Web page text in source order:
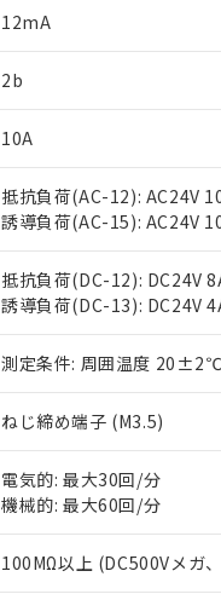
12mA
2b
10A
抵抗負荷(AC-12): AC24V
誘導負荷(AC-15): AC24V
抵抗負荷(DC-12): DC24V
誘導負荷(DC-13): DC24V
測定条件: 周囲温度
ねじ締め端子 (M3.5)
電気的: 最大30回/分
機械的: 最大60回/分
100MΩ以上 (DC500Vメガ
い。
正式な納期状況お
当社販売員にご相
オムロン制御機器
在庫状況および標
す。
マイパーツ機能（
お客様が当ウェブ
が、当社の製品・
さい。
※当社の共同利用
いる法人を指しま
但し、RoHS指令で産業用監視
※2 対応予定月
部品在庫の切り替え状
※3 非含有証明書ダ
下記の非含有証明書を
EU RoHS指令（10物質
51物質の非含有証明書
※本証明書は発行日時点
また、RoHS指令のフ
混在することから備考
「○」：最大均質材料
「×」：最大均質材料
*中国RoHS10物質の基準値
Pb(鉛) :1000ppm、 Hg(水銀) :
Cr(Ⅵ)(六価クロム) : 1000ppm
DBP(フタル酸ジブチル) :
DEHP(フタル酸ビス(2-エチル
※2 環境保護使用期
「ｅ」：有害物質（10
「10」：通常の使用状
味します。
当社は、これら貴
当社は貴社製品を
置等に一切使用い
当社は、貴社製品
また当社は、販売
たしません。
号
○ 一定数以上の
△ 一定数には満
－
在庫なし(最
機器販売店・
空
白
受注生産機種